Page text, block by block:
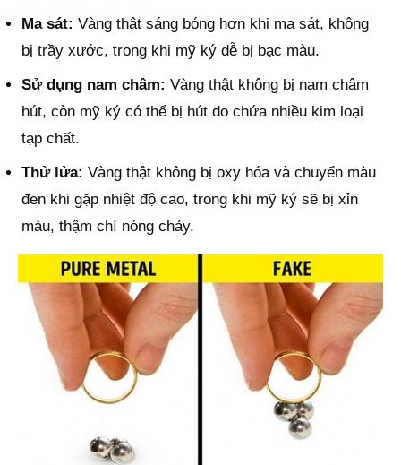
Ma sát: Vàng thật sáng bóng hơn khi ma sát, không
bị trầy xước, trong khi mỹ ký dễ bị bạc màu.
Sử dụng nam châm: Vàng thật không bị nam châm
hút, còn mỹ ký có thể bị hút do chứa nhiều kim loại
tạp chất.
Thử lửa: Vàng thật không bị oxy hóa và chuyển màu
đen khi gặp nhiệt độ cao, trong khi mỹ ký sẽ bị xỉn
màu, thậm chí nóng chảy.